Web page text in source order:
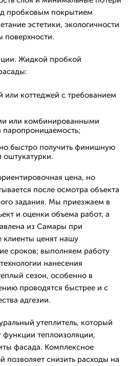
пробковым покрытием
эстетики, экологичности
поверхности.
Жидкой пробкой
или коттеджей с требованием
или комбинированными
паропроницаемость;
быстро получить финишную
оштукатурки.
цена, но
после осмотра объекта
задания. Мы приезжаем в
и оценки объема работ, а
из Самары при
ценят нашу
сроков; выполняем работу
нанесения
сезон, особенно в
проводятся быстрее и с
адгезии.
утеплитель, который
теплоизоляции,
фасада. Комплексное
позволяет снизить расходы на